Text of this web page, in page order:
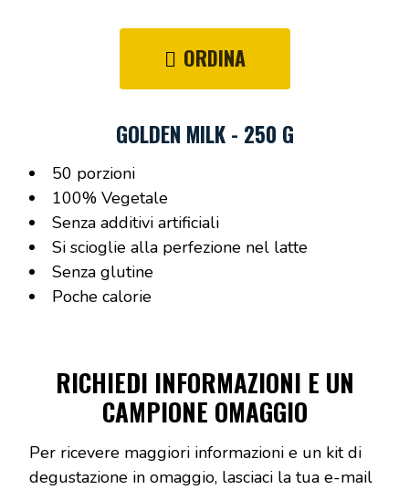
ORDINA
GOLDEN MILK - 250 G
50 porzioni
100% Vegetale
Senza additivi artificiali
Si scioglie alla perfezione nel latte
Senza glutine
Poche calorie
RICHIEDI INFORMAZIONI E UN
CAMPIONE OMAGGIO
Per ricevere maggiori informazioni e un kit di
degustazione in omaggio, lasciaci la tua e-mail